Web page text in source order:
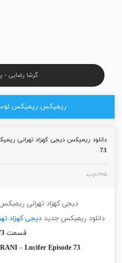
گرشا رضایی -
ریمیکس ریمیکس
دانلود ریمیکس دیجی کهزاد تهرانی
73
۶۶۵ بازدید
دیجی کهزاد تهرانی
دانلود ریمیکس جدیددیجی کهزاد
قسمت 73
– Lucifer Episode 73